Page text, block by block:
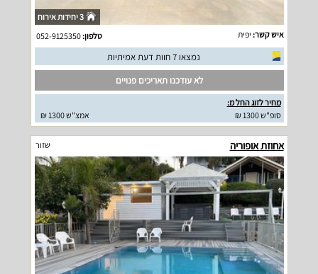
3 יחידות אירוח
איש קשר: יפית טלפון:052-9125350
נמצאו 7 חוות דעת אמיתיות
לא עודכנו תאריכים פנויים
מחיר לזוג החל מ:
סופ"ש 1300 ₪
אמצ"ש 1300 ₪
אחוזת אופוריה שזור